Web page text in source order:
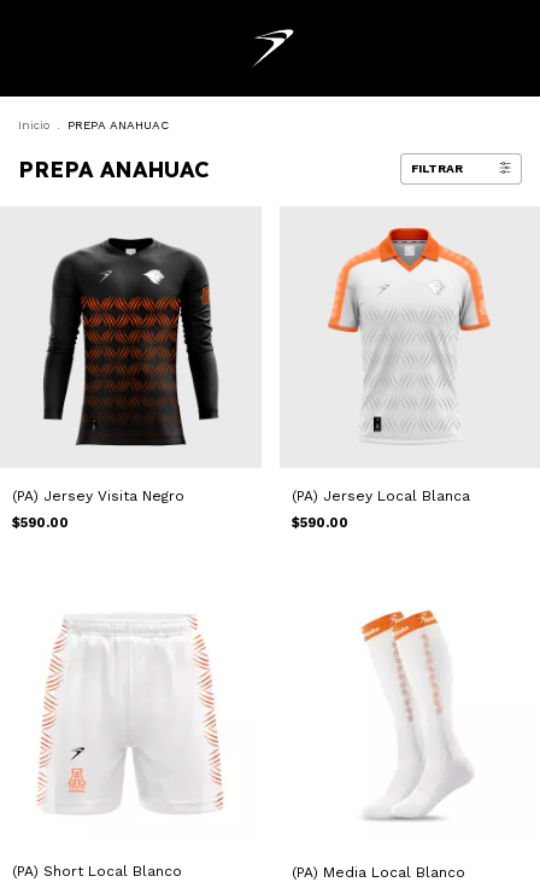
Inicio PREPA ANAHUAC
PREPA ANAHUAC FILTRAR
(PA) Jersey Visita Negro
$590.00
(PA) Jersey Local Blanca
$590.00
(PA) Short Local Blanco (PA) Media Local Blanco